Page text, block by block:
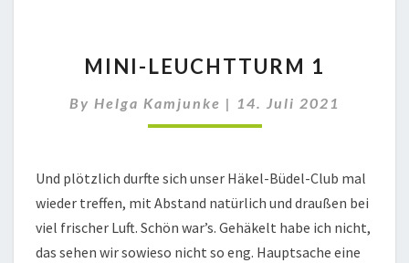
LEUCHTTURM
MINI-LEUCHTTURM 1
By Helga Kamjunke | 14. Juli 2021
Und plötzlich durfte sich unser Häkel-Büdel-Club mal
wieder treffen, mit Abstand natürlich und draußen bei
viel frischer Luft. Schön war’s. Gehäkelt habe ich nicht,
das sehen wir sowieso nicht so eng. Hauptsache eine